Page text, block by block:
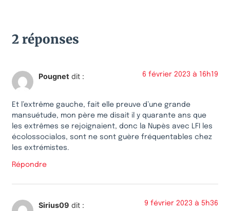
2 réponses
Pougnet dit : 6 février 2023 à 16h19
Et l’extrême gauche, fait elle preuve d’une grande
mansuétude, mon père me disait il y quarante ans que
les extrêmes se rejoignaient, donc la Nupès avec LFI les
écolossocialos, sont ne sont guère fréquentables chez
les extrémistes.
Répondre
Sirius09 dit : 9 février 2023 à 5h36